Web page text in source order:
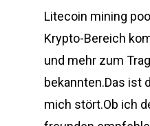
Litecoin mining
Krypto-Bereich
und mehr zum
bekannten.Das ist
mich stört.Ob ich